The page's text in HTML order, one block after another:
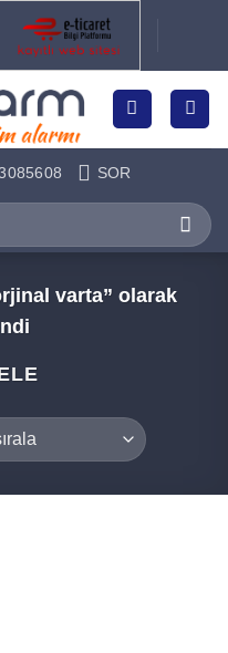
SOR
varta” olarak